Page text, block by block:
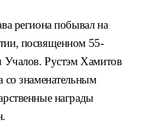
региона побывал на
посвященном 55-
Учалов. Рустэм Хамитов
со знаменательным
награды